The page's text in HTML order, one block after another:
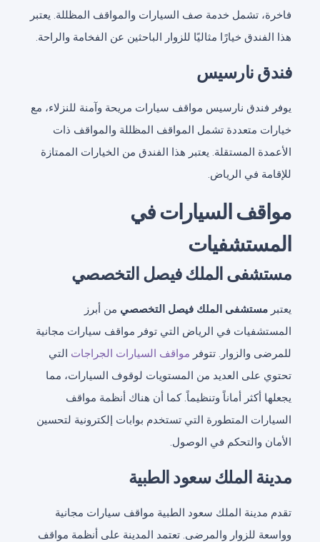
فاخرة، تشمل خدمة صف السيارات والمواقف المظللة. يعتبر
هذا الفندق خيارًا مثاليًا للزوار الباحثين عن الفخامة والراحة.
فندق نارسيس
يوفر فندق نارسيس مواقف سيارات مريحة وآمنة للنزلاء، مع
خيارات متعددة تشمل المواقف المظللة والمواقف ذات
الأعمدة المستقلة. يعتبر هذا الفندق من الخيارات الممتازة
للإقامة في الرياض.
مواقف السيارات في
المستشفيات
مستشفى الملك فيصل التخصصي
يعتبر مستشفى الملك فيصل التخصصي من أبرز
المستشفيات في الرياض التي توفر مواقف سيارات مجانية
للمرضى والزوار. تتوفر مواقف السيارات الجراجات التي
تحتوي على العديد من المستويات لوقوف السيارات، مما
يجعلها أكثر أماناً وتنظيماً. كما أن هناك أنظمة مواقف
السيارات المتطورة التي تستخدم بوابات إلكترونية لتحسين
الأمان والتحكم في الوصول.
مدينة الملك سعود الطبية
تقدم مدينة الملك سعود الطبية مواقف سيارات مجانية
وواسعة للزوار والمرضى. تعتمد المدينة على أنظمة مواقف